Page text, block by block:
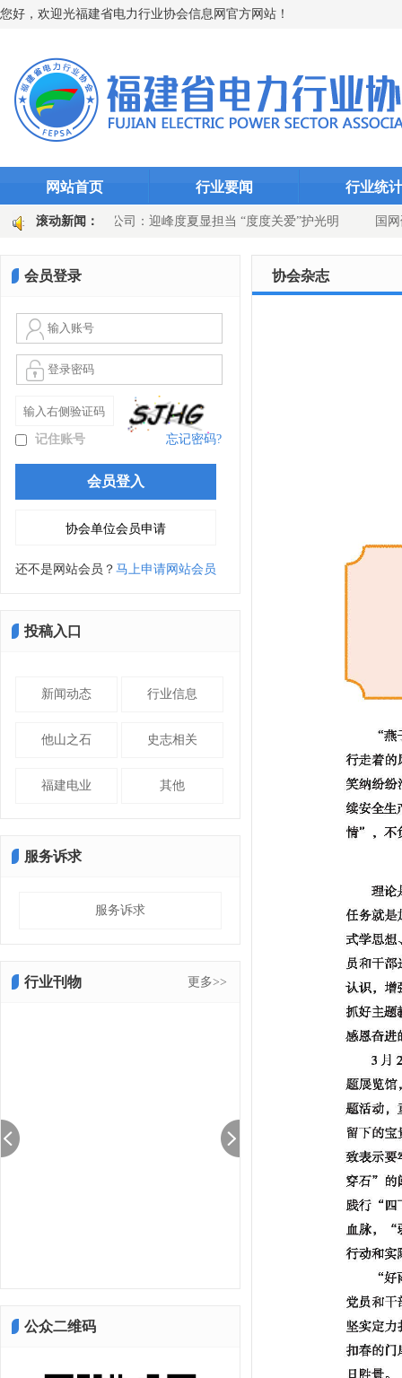
您好，欢迎光福建省电力行业协会信息网官方网站！
网站首页 行业要闻 行业统计
滚动新闻：
时 永安发电公司：迎峰度夏显担当 “度度关爱”护光明 国
国网上杭县供电公司：吹响百日攻坚号角 党建引领供
会员登录
记住账号 忘记密码?
还不是网站会员？ 马上申请网站会员
投稿入口
新闻动态 行业信息
他山之石 史志相关
福建电业 其他
服务诉求
服务诉求
更多>>
行业刊物
公众二维码
协会杂志